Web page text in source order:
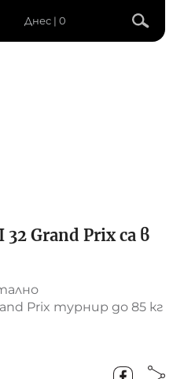
Днес | 0
Grand Prix са в
Prix турнир до 85 кг